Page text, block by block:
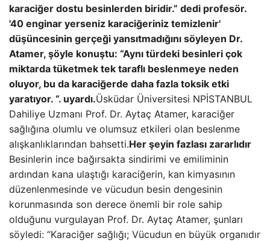
karaciğer dostu besinlerden biridir.” dedi profesör.
'40 enginar yerseniz karaciğeriniz temizlenir'
düşüncesinin gerçeği yansıtmadığını söyleyen Dr.
Atamer, şöyle konuştu: “Aynı türdeki besinleri çok
miktarda tüketmek tek taraflı beslenmeye neden
oluyor, bu da karaciğerde daha fazla toksik etki
yaratıyor. “. uyardı.Üsküdar Üniversitesi NPİSTANBUL
Dahiliye Uzmanı Prof. Dr. Aytaç Atamer, karaciğer
sağlığına olumlu ve olumsuz etkileri olan beslenme
alışkanlıklarından bahsetti.Her şeyin fazlası zararlıdır
Besinlerin ince bağırsakta sindirimi ve emiliminin
ardından kana ulaştığı karaciğerin, kan kimyasının
düzenlenmesinde ve vücudun besin dengesinin
korunmasında son derece önemli bir role sahip
olduğunu vurgulayan Prof. Dr. Aytaç Atamer, şunları
söyledi: “Karaciğer sağlığı; Vücudun en büyük organıdır